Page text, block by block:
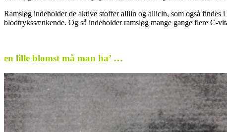
Ramsløg indeholder de aktive stoffer alliin og allicin, som også findes
blodtrykssænkende. Og så indeholder ramsløg mange gange flere C-
en lille blomst må man ha’ …